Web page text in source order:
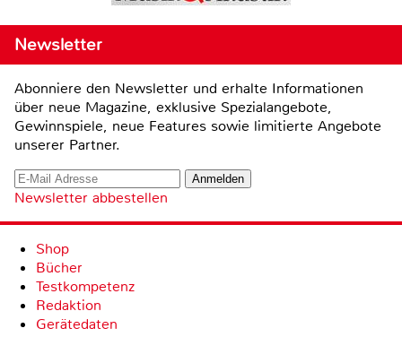
Newsletter
Abonniere den Newsletter und erhalte Informationen
über neue Magazine, exklusive Spezialangebote,
Gewinnspiele, neue Features sowie limitierte Angebote
unserer Partner.
Newsletter abbestellen
Shop
Bücher
Testkompetenz
Redaktion
Gerätedaten